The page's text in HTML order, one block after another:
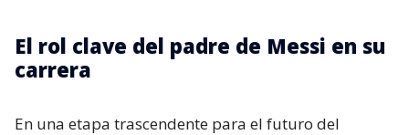
El rol clave del padre de Messi en su
carrera
En una etapa trascendente para el futuro del